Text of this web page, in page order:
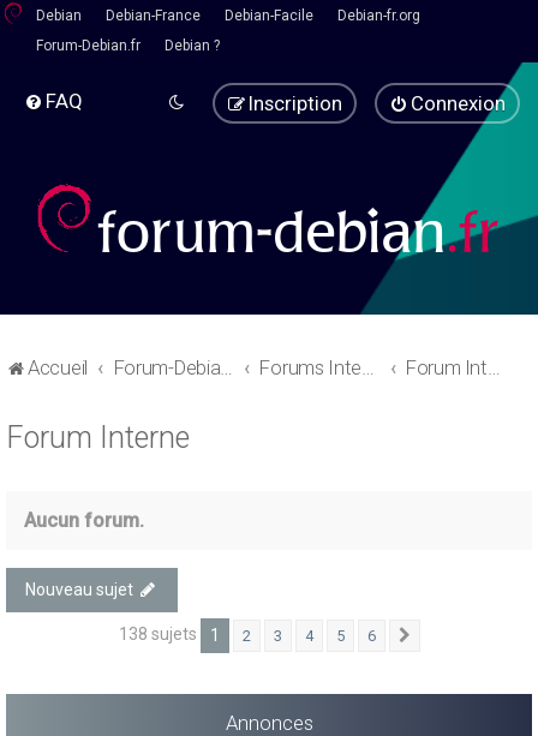
Debian Debian-France Debian-Facile
Debian-fr.org
Forum-Debian.fr
Debian ?
FAQ Connexion
Inscription
Accueil Forum-Debian.fr Forums Internes Forum Interne
Forum Interne
Aucun forum.
Nouveau sujet
138 sujets 1 2 3 4 5 6
Annonces